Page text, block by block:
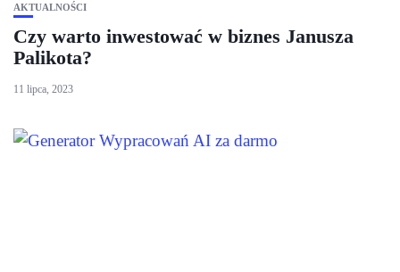
AKTUALNOŚCI
Czy warto inwestować w biznes Janusza
Palikota?
11 lipca, 2023